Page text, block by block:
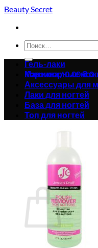
Skip
content
Beauty Secret
Искать:
Корзина /0.00₴0
Вернуться в
Корзина
Корзина пуста.
Гель-лаки
Маникюрные
Аксессуары для
Лаки для ногтей
База для ногтей
Топ для ногтей